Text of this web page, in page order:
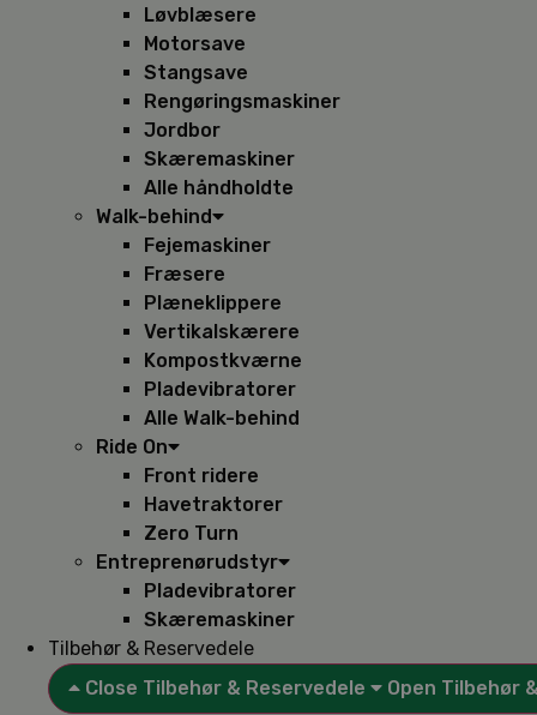
Løvblæsere
Motorsave
Stangsave
Rengøringsmaskiner
Jordbor
Skæremaskiner
Alle håndholdte
Walk-behind
Fejemaskiner
Fræsere
Plæneklippere
Vertikalskærere
Kompostkværne
Pladevibratorer
Alle Walk-behind
Ride On
Front ridere
Havetraktorer
Zero Turn
Entreprenørudstyr
Pladevibratorer
Skæremaskiner
Tilbehør & Reservedele
Close Tilbehør & Reservedele
Open Tilbehør